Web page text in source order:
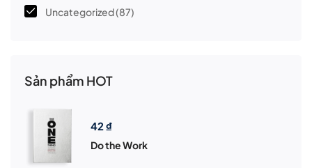
Uncategorized(87)
Sản phẩm HOT
42 ₫
Do the Work